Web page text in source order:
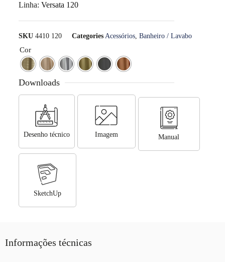
Linha: Versata 120
SKU 4410 120 Categories Acessórios, Banheiro / Lavabo
Cor
Downloads
Desenho técnico Imagem Manual
SketchUp
Informações técnicas